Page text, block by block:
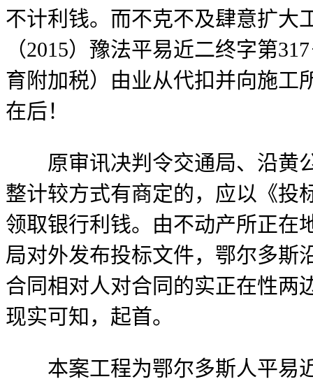
不计利钱。而不克不及肆意扩大
（2015）豫法平易近二终字第
育附加税）由业从代扣并向施工
在后！
原审讯决判令交通局、沿黄公
整计较方式有商定的，应以《投
领取银行利钱。由不动产所正在
局对外发布投标文件，鄂尔多斯
合同相对人对合同的实正在性两
现实可知，起首。
本案工程为鄂尔多斯人平易近